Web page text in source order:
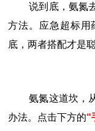
说到底，氨氮
方法。应急超标用
底，两者搭配才是
氨氮这道坎，
办法。点击下方的“